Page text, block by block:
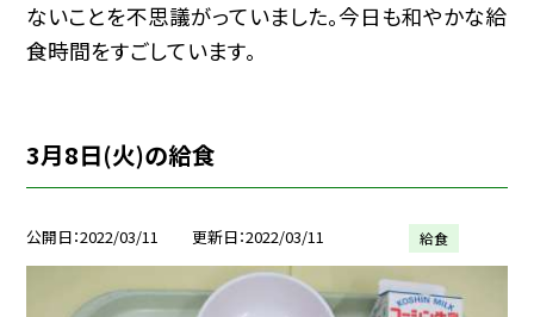
ないことを不思議がっていました。今日も和やかな給
食時間をすごしています。
3月8日(火)の給食
公開日 2022/03/11 更新日 2022/03/11 給食